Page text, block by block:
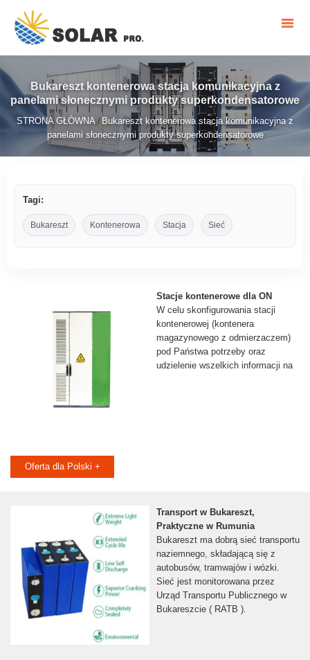
Bukareszt kontenerowa stacja komunikacyjna z
panelami słonecznymi produkty superkondensatorowe
STRONA GŁÓWNA/ Bukareszt kontenerowa stacja komunikacyjna z
panelami słonecznymi produkty superkondensatorowe
Tagi:
Bukareszt Kontenerowa Stacja Sieć
Stacje kontenerowe dla ON
W celu skonfigurowania stacji
kontenerowej (kontenera
magazynowego z odmierzaczem)
pod Państwa potrzeby oraz
udzielenie wszelkich informacji na
Oferta dla Polski +
Transport w Bukareszt,
Praktyczne w Rumunia
Bukareszt ma dobrą sieć transportu
naziemnego, składającą się z
autobusów, tramwajów i wózki.
Sieć jest monitorowana przez
Urząd Transportu Publicznego w
Bukareszcie ( RATB ).